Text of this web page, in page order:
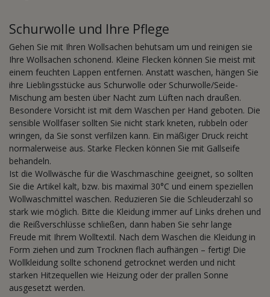
Schurwolle und Ihre Pflege
Gehen Sie mit Ihren Wollsachen behutsam um und reinigen sie
Ihre Wollsachen schonend. Kleine Flecken können Sie meist mit
einem feuchten Lappen entfernen. Anstatt waschen, hängen Sie
ihre Lieblingsstücke aus Schurwolle oder Schurwolle/Seide-
Mischung am besten über Nacht zum Lüften nach draußen.
Besondere Vorsicht ist mit dem Waschen per Hand geboten. Die
sensible Wollfaser sollten Sie nicht stark kneten, rubbeln oder
wringen, da Sie sonst verfilzen kann. Ein mäßiger Druck reicht
normalerweise aus. Starke Flecken können Sie mit Gallseife
behandeln.
Ist die Wollwäsche für die Waschmaschine geeignet, so sollten
Sie die Artikel kalt, bzw. bis maximal 30°C und einem speziellen
Wollwaschmittel waschen. Reduzieren Sie die Schleuderzahl so
stark wie möglich. Bitte die Kleidung immer auf Links drehen und
die Reißverschlüsse schließen, dann haben Sie sehr lange
Freude mit Ihrem Wolltextil. Nach dem Waschen die Kleidung in
Form ziehen und zum Trocknen flach aufhängen – fertig! Die
Wollkleidung sollte schonend getrocknet werden und nicht
starken Hitzequellen wie Heizung oder der prallen Sonne
ausgesetzt werden.